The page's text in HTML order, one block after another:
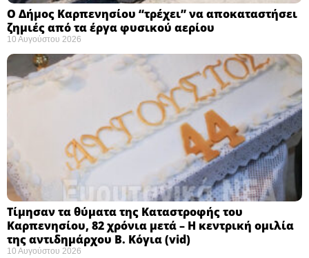
Ο Δήμος Καρπενησίου “τρέχει” να αποκαταστήσει
ζημιές από τα έργα φυσικού αερίου
10 Αυγούστου 2026
Τίμησαν τα θύματα της Καταστροφής του
Καρπενησίου, 82 χρόνια μετά – Η κεντρική ομιλία
της αντιδημάρχου Β. Κόγια (vid)
10 Αυγούστου 2026